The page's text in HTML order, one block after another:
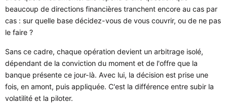
beaucoup de directions financières tranchent encore au cas par
cas : sur quelle base décidez-vous de vous couvrir, ou de ne pas
le faire ?
Sans ce cadre, chaque opération devient un arbitrage isolé,
dépendant de la conviction du moment et de l'offre que la
banque présente ce jour-là. Avec lui, la décision est prise une
fois, en amont, puis appliquée. C'est la différence entre subir la
volatilité et la piloter.